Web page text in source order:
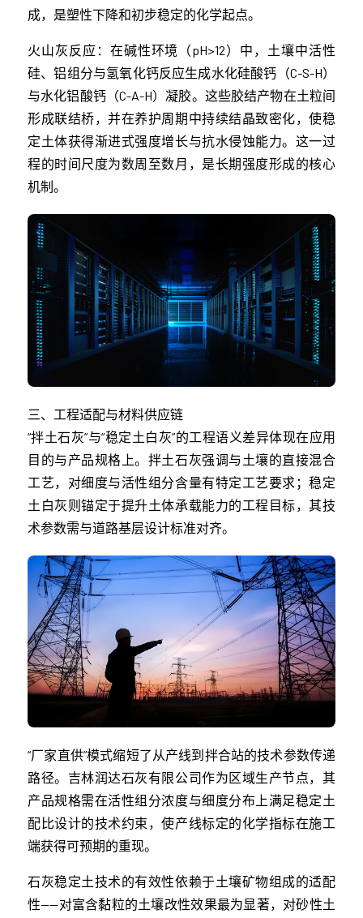
成，是塑性下降和初步稳定的化学起点。
火山灰反应：在碱性环境（pH>12）中，土壤中活性
硅、铝组分与氢氧化钙反应生成水化硅酸钙（C-S-H）
与水化铝酸钙（C-A-H）凝胶。这些胶结产物在土粒间
形成联结桥，并在养护周期中持续结晶致密化，使稳
定土体获得渐进式强度增长与抗水侵蚀能力。这一过
程的时间尺度为数周至数月，是长期强度形成的核心
机制。
三、工程适配与材料供应链
“拌土石灰”与“稳定土白灰”的工程语义差异体现在应用
目的与产品规格上。拌土石灰强调与土壤的直接混合
工艺，对细度与活性组分含量有特定工艺要求；稳定
土白灰则锚定于提升土体承载能力的工程目标，其技
术参数需与道路基层设计标准对齐。
“厂家直供”模式缩短了从产线到拌合站的技术参数传递
路径。吉林润达石灰有限公司作为区域生产节点，其
产品规格需在活性组分浓度与细度分布上满足稳定土
配比设计的技术约束，使产线标定的化学指标在施工
端获得可预期的重现。
石灰稳定土技术的有效性依赖于土壤矿物组成的适配
性——对富含黏粒的土壤改性效果最为显著，对砂性土